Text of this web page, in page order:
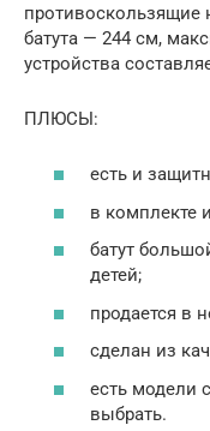
противоскользящие
батута — 244 см,
устройства
ПЛЮСЫ:
есть и
в комплекте
батут
детей;
продается в
сделан из
есть модели
выбрать.